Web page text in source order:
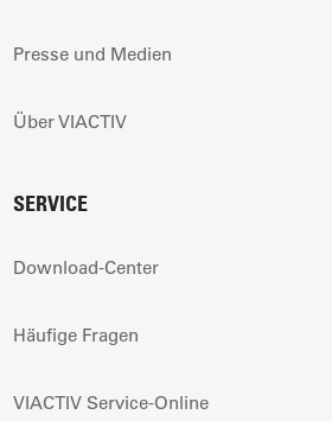
Presse und Medien
Über VIACTIV
SERVICE
Download-Center
Häufige Fragen
VIACTIV Service-Online